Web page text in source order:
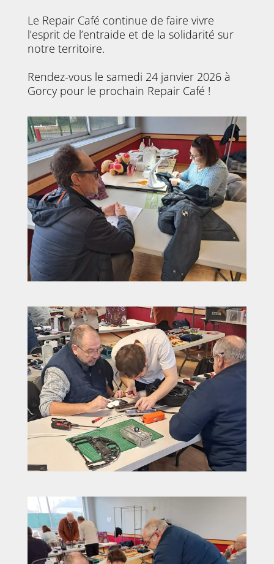
Le Repair Café continue de faire vivre
l’esprit de l’entraide et de la solidarité sur
notre territoire.
Rendez-vous le samedi 24 janvier 2026 à
Gorcy pour le prochain Repair Café !